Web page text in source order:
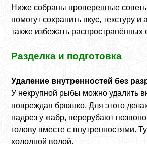
Ниже собраны проверенные
помогут сохранить вкус, текстуру
также избежать распространённых
Разделка и подготовка
Удаление внутренностей без
У некрупной рыбы можно удалить
повреждая брюшко. Для этого
надрез у жабр, перерубают
голову вместе с внутренностями.
холодной водой.